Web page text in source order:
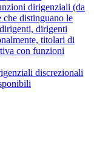
dirigenziali (da
che distinguano le
dirigenti
titolari di
con funzioni
discrezionali